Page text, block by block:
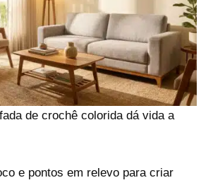
de crochê colorida dá vida a
e pontos em relevo para criar